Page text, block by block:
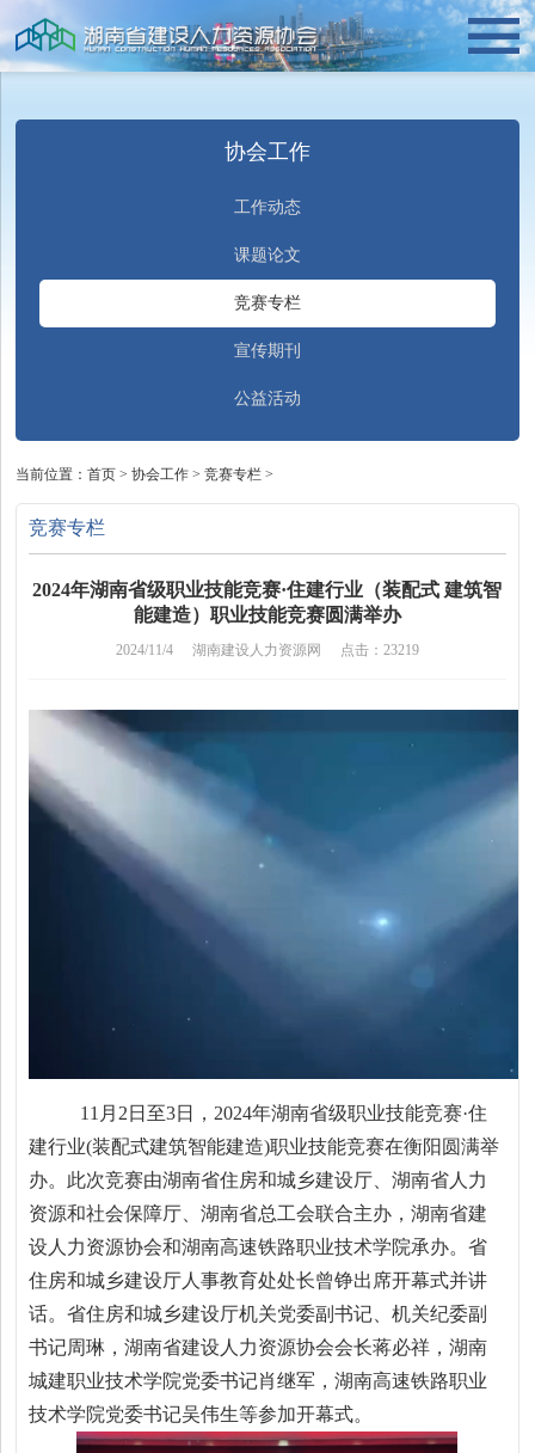
协会工作
工作动态
课题论文
竞赛专栏
宣传期刊
公益活动
当前位置：首页 >协会工作 >竞赛专栏 >
竞赛专栏
2024年湖南省级职业技能竞赛·住建行业（装配式 建筑智
能建造）职业技能竞赛圆满举办
2024/11/4 湖南建设人力资源网 点击：23219
11月2日至3日，2024年湖南省级职业技能竞赛·住
建行业(装配式建筑智能建造)职业技能竞赛在衡阳圆满举
办。此次竞赛由湖南省住房和城乡建设厅、湖南省人力
资源和社会保障厅、湖南省总工会联合主办，湖南省建
设人力资源协会和湖南高速铁路职业技术学院承办。省
住房和城乡建设厅人事教育处处长曾铮出席开幕式并讲
话。省住房和城乡建设厅机关党委副书记、机关纪委副
书记周琳，湖南省建设人力资源协会会长蒋必祥，湖南
城建职业技术学院党委书记肖继军，湖南高速铁路职业
技术学院党委书记吴伟生等参加开幕式。